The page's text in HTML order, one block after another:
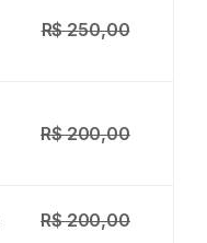
R$ 250,00
R$ 200,00
R$ 200,00